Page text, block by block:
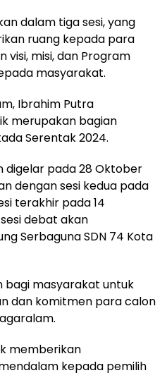
dalam tiga sesi, yang
ruang kepada para
misi, dan Program
masyarakat.
Ibrahim Putra
merupakan bagian
Serentak 2024.
digelar pada 28 Oktober
dengan sesi kedua pada
terakhir pada 14
debat akan
Serbaguna SDN 74 Kota
bagi masyarakat untuk
dan komitmen para calon
memberikan
kepada pemilih